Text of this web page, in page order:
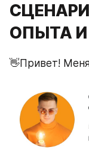
ОПЫТА
👋Привет!